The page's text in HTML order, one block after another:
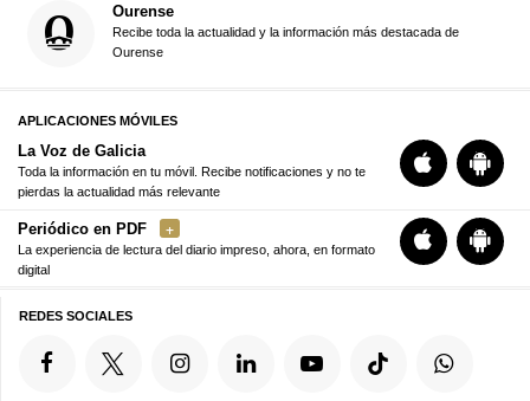
Ourense
Recibe toda la actualidad y la información más destacada de
Ourense
APLICACIONES MÓVILES
La Voz de Galicia
Toda la información en tu móvil. Recibe notificaciones y no te
pierdas la actualidad más relevante
Periódico en PDF
La experiencia de lectura del diario impreso, ahora, en formato
digital
REDES SOCIALES